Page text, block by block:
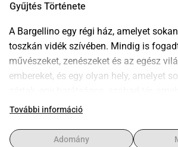
Gyűjtés Története
A Bargellino egy régi ház, amelyet
toszkán vidék szívében. Mindig is
művészeket, zenészeket és az egész
embereket, és egy olyan hely, amelyet
látott és megélt. Tavaly június óta
egy olyan teret kínálva, ahol
További információ
Adomány